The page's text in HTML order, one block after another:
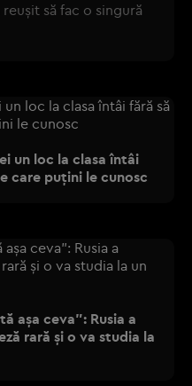
să fac o singură
un loc la clasa întâi
care puțini le cunosc
așa ceva”: Rusia a
rară și o va studia la